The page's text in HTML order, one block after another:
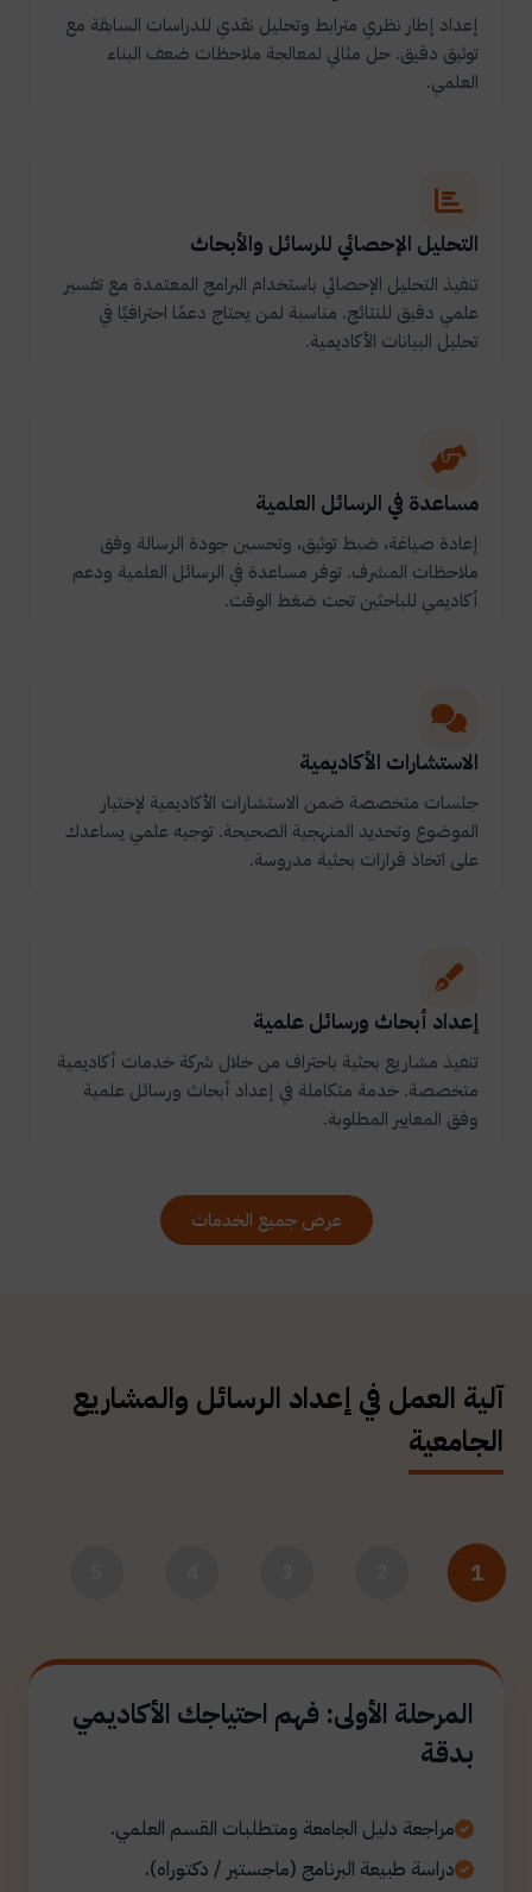
إعداد إطار نظري مترابط وتحليل نقدي للدراسات السابقة مع
توثيق دقيق. حل مثالي لمعالجة ملاحظات ضعف البناء
العلمي.
التحليل الإحصائي للرسائل والأبحاث
تنفيذ التحليل الإحصائي باستخدام البرامج المعتمدة مع تفسير
علمي دقيق للنتائج. مناسبة لمن يحتاج دعمًا احترافيًا في
تحليل البيانات الأكاديمية.
مساعدة في الرسائل العلمية
إعادة صياغة، ضبط توثيق، وتحسين جودة الرسالة وفق
ملاحظات المشرف. توفر مساعدة في الرسائل العلمية ودعم
أكاديمي للباحثين تحت ضغط الوقت.
الاستشارات الأكاديمية
جلسات متخصصة ضمن الاستشارات الأكاديمية لإختيار
الموضوع وتحديد المنهجية الصحيحة. توجيه علمي يساعدك
على اتخاذ قرارات بحثية مدروسة.
إعداد أبحاث ورسائل علمية
تنفيذ مشاريع بحثية باحتراف من خلال شركة خدمات أكاديمية
متخصصة. خدمة متكاملة في إعداد أبحاث ورسائل علمية
وفق المعايير المطلوبة.
عرض جميع الخدمات
آلية العمل في إعداد الرسائل والمشاريع
الجامعية
1
المرحلة الأولى: فهم احتياجك الأكاديمي
بدقة
مراجعة دليل الجامعة ومتطلبات القسم العلمي.
دراسة طبيعة البرنامج (ماجستير / دكتوراه).